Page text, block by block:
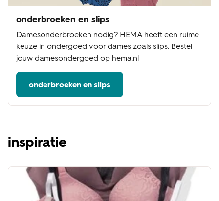
onderbroeken en slips
Damesonderbroeken nodig? HEMA heeft een ruime
keuze in ondergoed voor dames zoals slips. Bestel
jouw damesondergoed op hema.nl
onderbroeken en slips
inspiratie